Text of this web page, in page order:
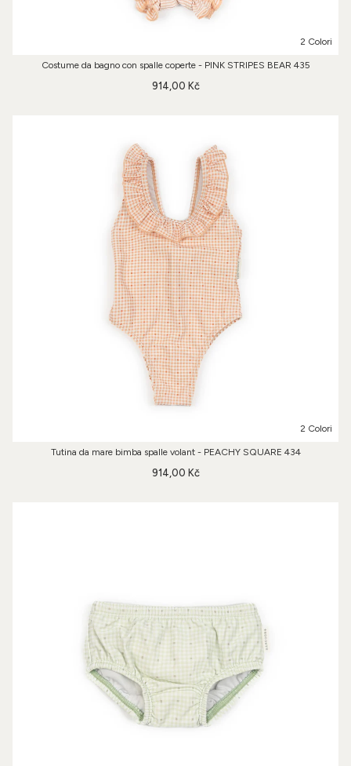
2 Colori
Costume da bagno con spalle coperte - PINK STRIPES BEAR 435
914,00 Kč
2 Colori
Tutina da mare bimba spalle volant - PEACHY SQUARE 434
914,00 Kč